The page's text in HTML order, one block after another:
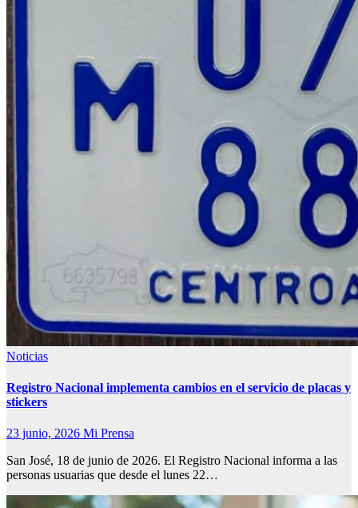
Noticias
Registro Nacional implementa cambios en el servicio de placas y
stickers
23 junio, 2026 Mi Prensa
San José, 18 de junio de 2026. El Registro Nacional informa a las
personas usuarias que desde el lunes 22…